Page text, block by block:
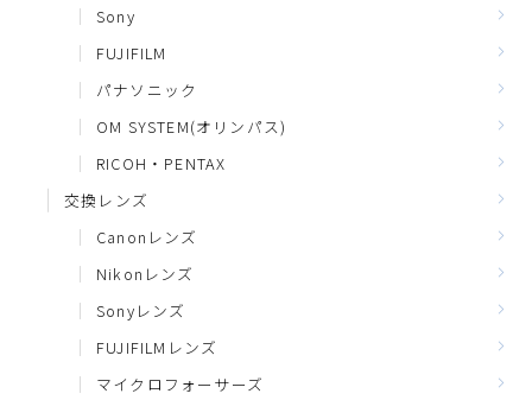
Sony
FUJIFILM
パナソニック
OM SYSTEM(オリンパス)
RICOH・PENTAX
交換レンズ
Canonレンズ
Nikonレンズ
Sonyレンズ
FUJIFILMレンズ
マイクロフォーサーズ